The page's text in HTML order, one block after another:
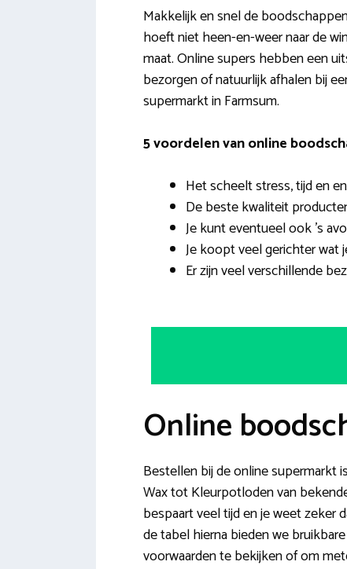
Makkelijk en snel de
hoeft niet heen-en-weer naar de
maat. Online supers hebben een
bezorgen of natuurlijk afhalen bij
supermarkt in Farmsum.
5 voordelen van online
Het scheelt stress, tijd en
De beste kwaliteit
Je kunt eventueel ook ’s
Je koopt veel gerichter wat
Er zijn veel verschillende
Online
Bestellen bij de online supermarkt
Wax tot Kleurpotloden van
bespaart veel tijd en je weet zeker
de tabel hierna bieden we
voorwaarden te bekijken of om